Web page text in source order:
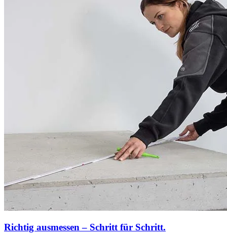
Richtig ausmessen – Schritt für Schritt.